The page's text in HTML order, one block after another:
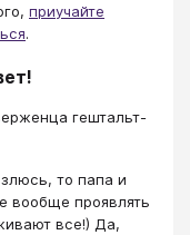
приучайте
.
гештальт-
то папа и
вообще проявлять
все!) Да,